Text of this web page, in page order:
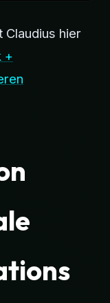
Claudius hier
+